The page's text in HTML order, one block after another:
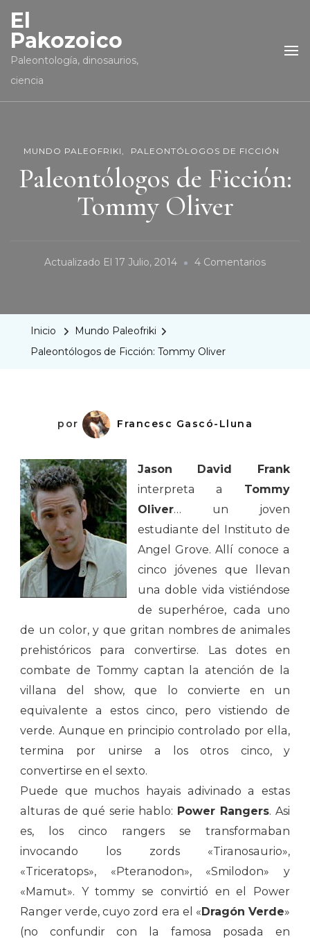
El
Pakozoico
Paleontología, dinosaurios,
ciencia
MUNDO PALEOFRIKI PALEONTÓLOGOS DE FICCIÓN
Paleontólogos de Ficción:
Tommy Oliver
Actualizado El 17 Julio, 2014 4 ComentariosEn
Inicio
Mundo Paleofriki
Paleontólogos de Ficción: Tommy Oliver
por Francesc Gascó-Lluna
Jason David Frank
interpreta a Tommy
Oliver… un joven
estudiante del Instituto de
Angel Grove. Allí conoce a
cinco jóvenes que llevan
una doble vida vistiéndose
de superhéroe, cada uno
de un color, y que gritan nombres de animales
prehistóricos para convertirse. Las dotes en
combate de Tommy captan la atención de la
villana del show, que lo convierte en un
equivalente a estos cinco, pero vistiendo de
verde. Aunque en principio controlado por ella,
termina por unirse a los otros cinco, y
convertirse en el sexto.
Puede que muchos hayais adivinado a estas
alturas de qué serie hablo: Power Rangers. Asi
es, los cinco rangers se transformaban
invocando los zords «Tiranosaurio»,
«Triceratops», «Pteranodon», «Smilodon» y
«Mamut». Y tommy se convirtió en el Power
Ranger verde, cuyo zord era el «Dragón Verde»
(no confundir con la famosa posada en